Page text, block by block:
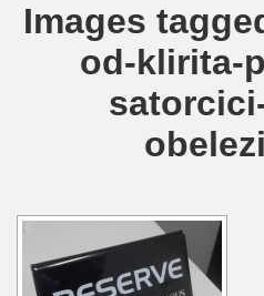
Images
od-klirita-